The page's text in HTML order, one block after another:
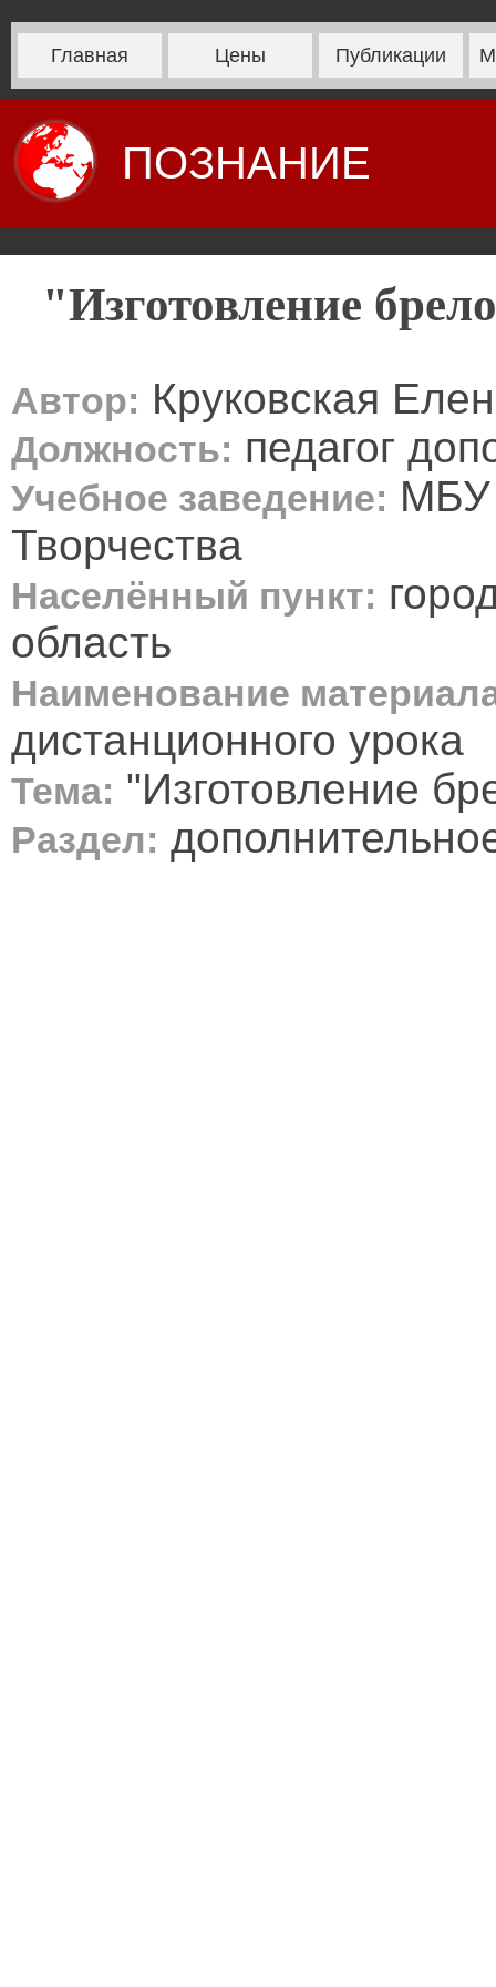
Главная Цены Публикации
ПОЗНАНИЕ
"Изготовление
Автор: Круковская
Должность: педагог
Учебное заведение: МБУ
Творчества
Населённый пункт:
область
Наименование
дистанционного урока
Тема: "Изготовление
Раздел: